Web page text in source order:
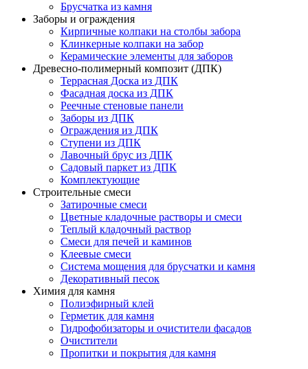
Брусчатка из камня
Заборы и ограждения
Кирпичные колпаки на столбы забора
Клинкерные колпаки на забор
Керамические элементы для заборов
Древесно-полимерный композит (ДПК)
Террасная Доска из ДПК
Фасадная доска из ДПК
Реечные стеновые панели
Заборы из ДПК
Ограждения из ДПК
Ступени из ДПК
Лавочный брус из ДПК
Садовый паркет из ДПК
Комплектующие
Строительные смеси
Затирочные смеси
Цветные кладочные растворы и смеси
Теплый кладочный раствор
Смеси для печей и каминов
Клеевые смеси
Система мощения для брусчатки и камня
Декоративный песок
Химия для камня
Полиэфирный клей
Герметик для камня
Гидрофобизаторы и очистители фасадов
Очистители
Пропитки и покрытия для камня